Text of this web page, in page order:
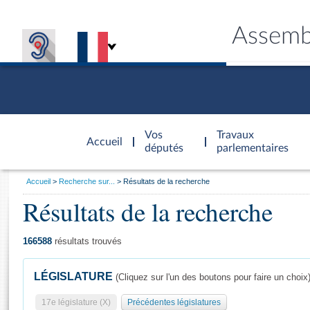
Accueil
d'accueil
Vos
députés
Travaux
parlementaires
Général
Vous
Accueil Recherche sur... Résultats de la recherche
Résultats de la recherche
166588 résultats trouvés
LÉGISLATURE (Cliquez sur l'un des boutons pour faire un choix)
17e législature (X) Précédentes législatures